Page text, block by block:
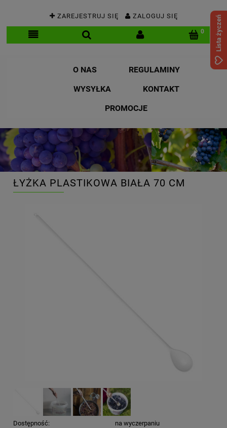
ZAREJESTRUJ SIĘ ZALOGUJ SIĘ
O NAS
REGULAMINY
WYSYŁKA
KONTAKT
PROMOCJE
ŁYŻKA PLASTIKOWA BIAŁA 70 CM
Dostępność:
na wyczerpaniu
Lista życzeń